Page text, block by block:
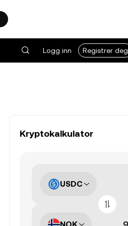
Logg inn Registrer deg
Kryptokalkulator
USDC